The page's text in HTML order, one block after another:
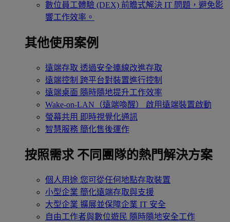
數位員工體驗 (DEX) 前瞻式解決 IT 問題，避免影
響工作效率。
其他使用案例
遠端存取 透過安全連線改進存取
遠端控制 跨平台對裝置進行控制
遠端桌面 隨時隨地提升工作效率
Wake-on-LAN（遠端喚醒）
啟用遠端裝置啟動
螢幕共用 即時視覺化通訊
智慧服務 簡化售後運作
按照需求 不同團隊的熱門解決方案
個人用途 您可從任何地點存取裝置
小型企業 簡化遠端存取與支援
大型企業 擴展並保障企業 IT 安全
自由工作者與數位遊民 隨時隨地安全工作